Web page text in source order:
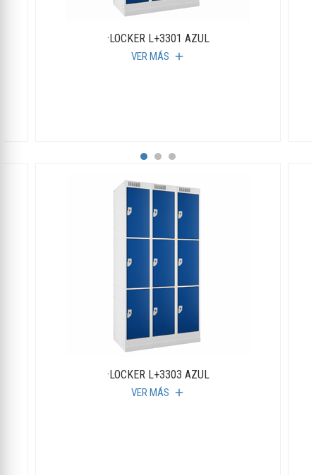
·LOCKER L+3301 AZUL
VER MÁS add
·LOCKER L+3303 AZUL
VER MÁS add